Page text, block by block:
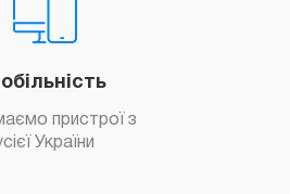
пристрої з
України